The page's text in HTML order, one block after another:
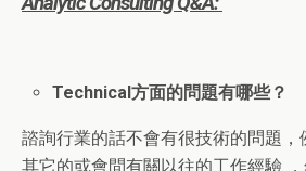
Technical方面的問題有哪些？
諮詢行業的話不會有很技術的問題，
其它的或會問有關以往的工作經驗